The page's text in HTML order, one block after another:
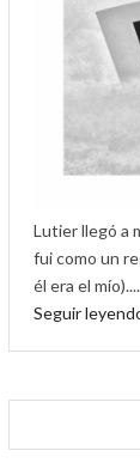
Lutier llegó a
fui como un
él era el
Seguir